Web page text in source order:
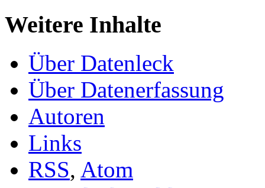
Weitere Inhalte
Über Datenleck
Über Datenerfassung
Autoren
Links
RSS, Atom